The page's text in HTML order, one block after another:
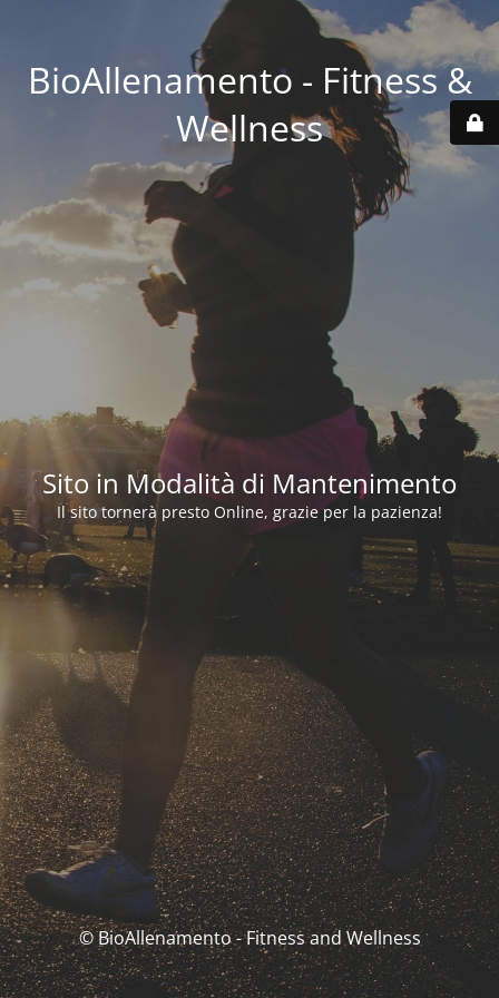
BioAllenamento - Fitness &
Wellness
Sito in Modalità di Mantenimento
Il sito tornerà presto Online, grazie per la pazienza!
© BioAllenamento - Fitness and Wellness